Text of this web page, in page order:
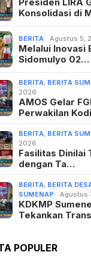
Konsolidasi di
BERITA Agustus 5,
Melalui Inovasi
Sidomulyo 02…
BERITA BERITA
2026
AMOS Gelar
Perwakilan
BERITA BERITA
2026
Fasilitas Dinilai
dengan Ta…
BERITA BERITA
SUMENAP
Agustus
KDKMP
Tekankan
POPULER